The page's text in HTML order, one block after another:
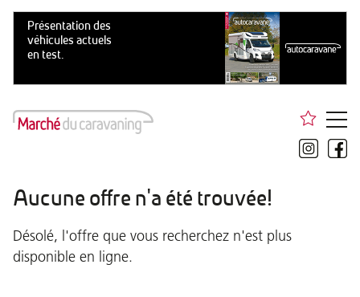
Aucune offre n'a été trouvée!
Désolé, l'offre que vous recherchez n'est plus
disponible en ligne.